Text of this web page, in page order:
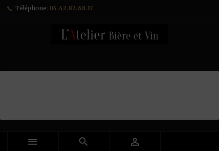
Téléphone: 04.42.82.68.17
  